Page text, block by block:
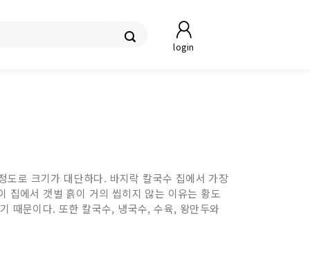
login
도로 크기가 대단하다. 바지락 칼국수 집에서 가장
집에서 갯벌 흙이 거의 씹히지 않는 이유는 황도
때문이다. 또한 칼국수, 냉국수, 수육, 왕만두와